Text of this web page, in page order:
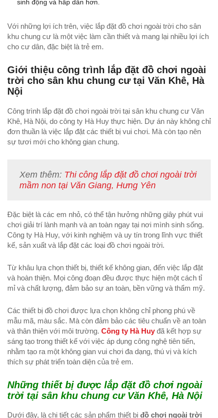
sinh động và hấp dẫn hơn.
Với những lợi ích trên, việc lắp đặt đồ chơi ngoài trời cho sân
khu chung cư là một việc làm cần thiết và mang lại nhiều lợi ích
cho cư dân, đặc biệt là trẻ em.
Giới thiệu công trình lắp đặt đồ chơi ngoài
trời cho sân khu chung cư tại Văn Khê, Hà
Nội
Công trình lắp đặt đồ chơi ngoài trời tại sân khu chung cư Văn
Khê, Hà Nội, do công ty Hà Huy thực hiện. Dự án này không chỉ
đơn thuần là việc lắp đặt các thiết bị vui chơi. Mà còn tạo nên
sự tươi mới cho không gian chung.
Xem thêm: Thi công lắp đặt đồ chơi ngoài trời
mầm non tại Văn Giang, Hưng Yên
Đặc biệt là các em nhỏ, có thể tận hưởng những giây phút vui
chơi giải trí lành mạnh và an toàn ngay tại nơi mình sinh sống.
Công ty Hà Huy, với kinh nghiệm và uy tín trong lĩnh vực thiết
kế, sản xuất và lắp đặt các loại đồ chơi ngoài trời.
Từ khâu lựa chọn thiết bị, thiết kế không gian, đến việc lắp đặt
và hoàn thiện. Mọi công đoạn đều được thực hiện một cách tỉ
mỉ và chất lượng, đảm bảo sự an toàn, bền vững và thẩm mỹ.
Các thiết bị đồ chơi được lựa chọn không chỉ phong phú về
mẫu mã, màu sắc. Mà còn đảm bảo các tiêu chuẩn về an toàn
và thân thiện với môi trường. Công ty Hà Huy đã kết hợp sự
sáng tạo trong thiết kế với việc áp dụng công nghệ tiên tiến,
nhằm tạo ra một không gian vui chơi đa dạng, thú vị và kích
thích sự phát triển toàn diện của trẻ em.
Những thiết bị được lắp đặt đồ chơi ngoài
trời tại sân khu chung cư Văn Khê, Hà Nội
Dưới đây, là chi tiết các sản phẩm thiết bị đồ chơi ngoài trời